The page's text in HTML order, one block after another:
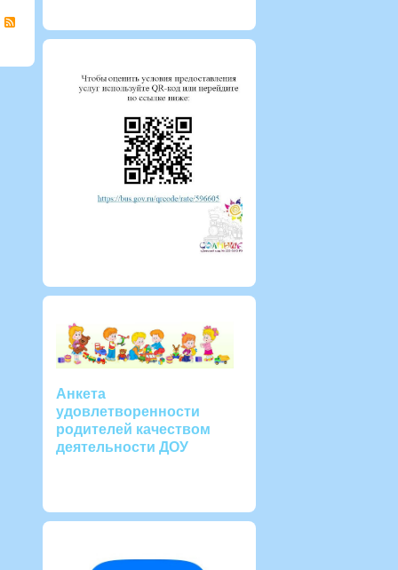
Анкета
удовлетворенности
родителей качеством
деятельности ДОУ